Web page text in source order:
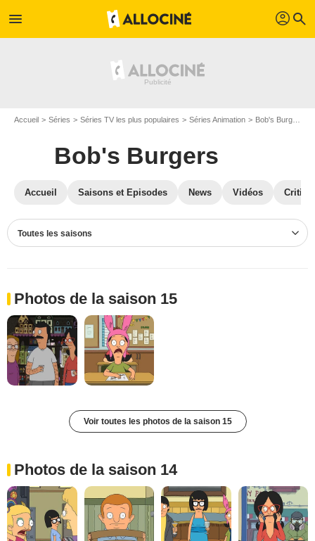
menu profil search
Accueil Séries Séries TV les plus populaires Séries Animation Bob's Burgers
Bob's Burgers
Accueil Saisons et Episodes News Vidéos
Toutes les saisons
Photos de la saison 15
Voir toutes les photos de la saison 15
Photos de la saison 14